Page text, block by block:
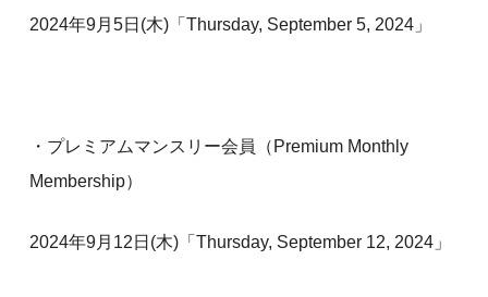
2024年9月5日(木)「Thursday, September 5, 2024」
・プレミアムマンスリー会員（Premium Monthly
Membership）
2024年9月12日(木)「Thursday, September 12, 2024」